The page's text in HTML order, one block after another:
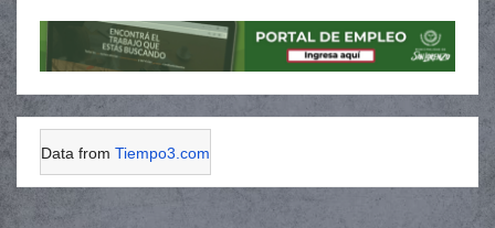
Data from Tiempo3.com